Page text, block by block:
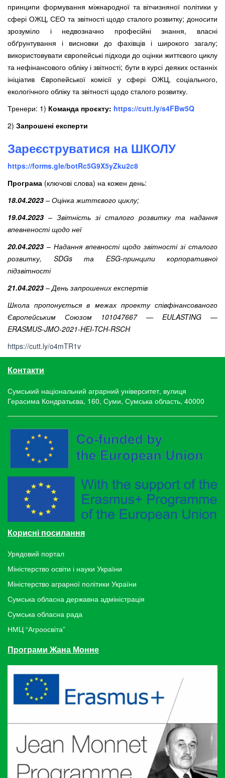
принципи формування міжнародної та вітчизняної політики у
сфері ОЖЦ, СЕО та звітності щодо сталого розвитку; доносити
зрозуміло і недвозначно професійні знання, власні
обґрунтування і висновки до фахівців і широкого загалу;
використовувати європейські підходи до оцінки життєвого циклу
та нефінансового обліку і звітності; бути в курсі деяких останніх
ініціатив Європейської комісії у сфері ОЖЦ, соціального,
екологічного обліку та звітності щодо сталого розвитку.
Тренери: 1) Команда проєкту: https://cutt.ly/s4FBw5Q
2) Запрошені експерти
Зареєструватися на ШКОЛУ
https://forms.gle/botRc5G9X5yZku2c8
Програма (ключові слова) на кожен день:
18.04.2023 – Оцінка життєвого циклу;
19.04.2023 – Звітність зі сталого розвитку та надання
впевненості щодо неї
20.04.2023 – Надання впевності щодо звітності зі сталого
розвитку, SDGs та ESG-принципи корпоративної
підзвітності
21.04.2023 – День запрошених експертів
Школа пропонується в межах проекту співфінансованого
Європейським Союзом 101047667 — EULASTING —
ERASMUS-JMO-2021-HEI-TCH-RSCH
https://cutt.ly/o4mTR1v
Контакти
Сумський національний аграрний університет, вулиця
Герасима Кондратьєва, 160, Суми, Сумська область, 40000
Корисні посилання
Урядовий портал
Міністерство освіти і науки України
Міністерство аграрної політики України
Сумська обласна державна адміністрація
Сумська обласна рада
НМЦ “Агроосвіта”
Програми Жана Монне